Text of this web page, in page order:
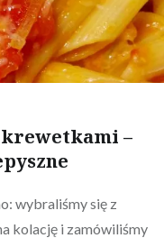
–
wybraliśmy się z
kolację i zamówiliśmy